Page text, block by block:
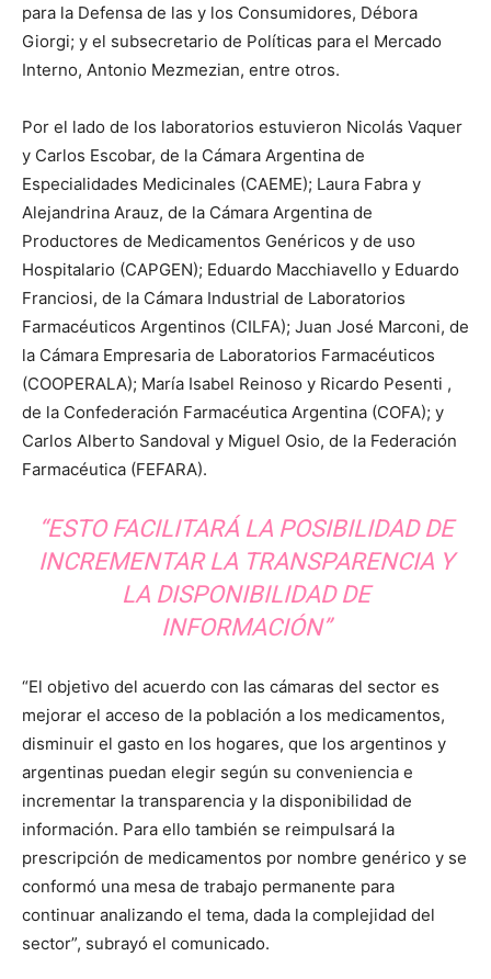
para la Defensa de las y los Consumidores, Débora
Giorgi; y el subsecretario de Políticas para el Mercado
Interno, Antonio Mezmezian, entre otros.
Por el lado de los laboratorios estuvieron Nicolás Vaquer
y Carlos Escobar, de la Cámara Argentina de
Especialidades Medicinales (CAEME); Laura Fabra y
Alejandrina Arauz, de la Cámara Argentina de
Productores de Medicamentos Genéricos y de uso
Hospitalario (CAPGEN); Eduardo Macchiavello y Eduardo
Franciosi, de la Cámara Industrial de Laboratorios
Farmacéuticos Argentinos (CILFA); Juan José Marconi, de
la Cámara Empresaria de Laboratorios Farmacéuticos
(COOPERALA); María Isabel Reinoso y Ricardo Pesenti ,
de la Confederación Farmacéutica Argentina (COFA); y
Carlos Alberto Sandoval y Miguel Osio, de la Federación
Farmacéutica (FEFARA).
“ESTO FACILITARÁ LA POSIBILIDAD DE
INCREMENTAR LA TRANSPARENCIA Y
LA DISPONIBILIDAD DE
INFORMACIÓN”
“El objetivo del acuerdo con las cámaras del sector es
mejorar el acceso de la población a los medicamentos,
disminuir el gasto en los hogares, que los argentinos y
argentinas puedan elegir según su conveniencia e
incrementar la transparencia y la disponibilidad de
información. Para ello también se reimpulsará la
prescripción de medicamentos por nombre genérico y se
conformó una mesa de trabajo permanente para
continuar analizando el tema, dada la complejidad del
sector”, subrayó el comunicado.